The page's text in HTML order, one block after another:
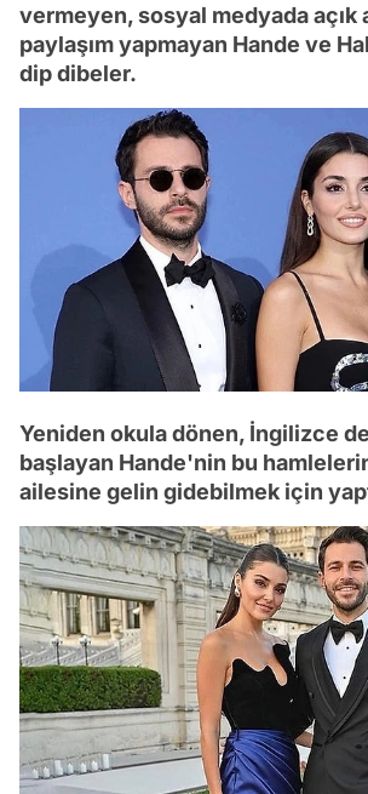
vermeyen, sosyal medyada açık
paylaşım yapmayan Hande ve
dip dibeler.
Yeniden okula dönen, İngilizce
başlayan Hande'nin bu
ailesine gelin gidebilmek için